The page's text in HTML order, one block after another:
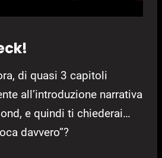
di quasi 3 capitoli
all’introduzione narrativa
e quindi ti chiederai…
davvero”?